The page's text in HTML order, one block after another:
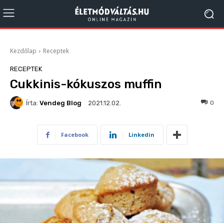
Kezdőlap Receptek
RECEPTEK
Cukkinis-kókuszos muffin
Írta: Vendeg Blog 2021.12.02. 0
Facebook Linkedin